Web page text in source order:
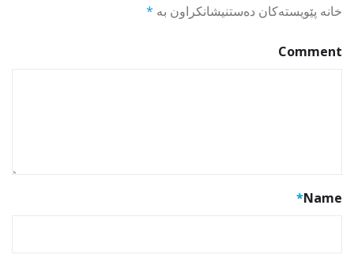
خانە پێویستەکان دەستنیشانکراون بە *
Comment
Name
*